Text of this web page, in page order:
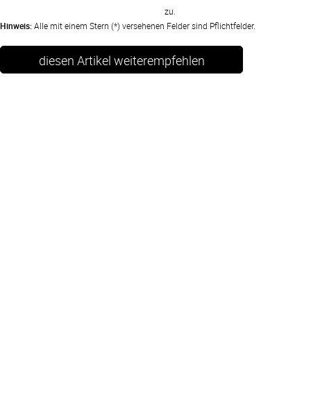
zu.
Hinweis:Alle mit einem Stern (*) versehenen Felder sind Pflichtfelder.
diesen Artikel weiterempfehlen